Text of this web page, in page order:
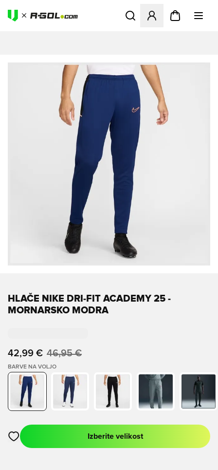
Odpre Modal za prijavo ali
HLAČE NIKE DRI-FIT ACADEMY 25 -
MORNARSKO MODRA
42,99 € 46,95 €
BARVE NA VOLJO
Odpre Modal za prijavo ali vpis kot član
Izberite velikost